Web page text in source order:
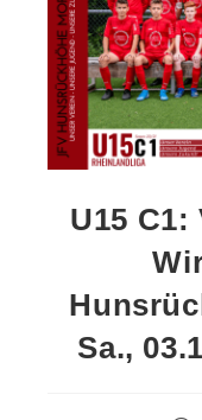
U15 C1:
Sa.,